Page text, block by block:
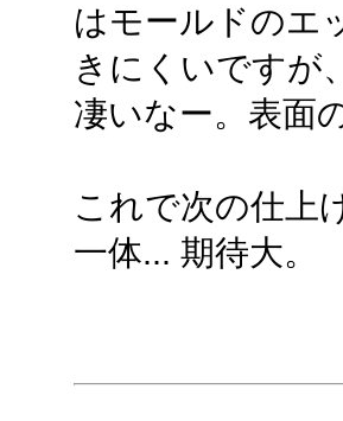
はモールドのエ
きにくいですが
凄いなー。表面
これで次の仕上
一体... 期待大。